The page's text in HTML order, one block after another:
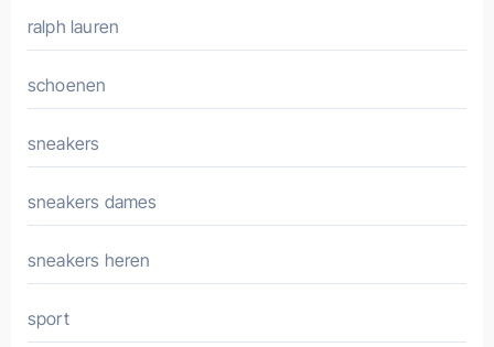
ralph lauren
schoenen
sneakers
sneakers dames
sneakers heren
sport